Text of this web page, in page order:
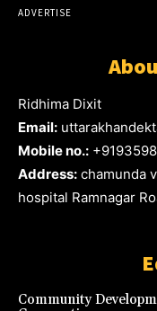
ADVERTISE
Ridhima Dixit
Email:
Mobile no.:
Address: chamunda
hospital Ramnagar
Community